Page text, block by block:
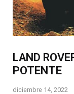
LAND
POTENTE
diciembre 14, 2022